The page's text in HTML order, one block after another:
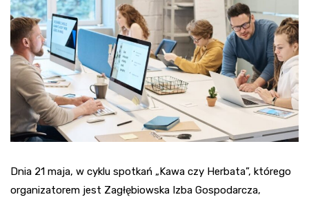
Dnia 21 maja, w cyklu spotkań „Kawa czy Herbata”, którego
organizatorem jest Zagłębiowska Izba Gospodarcza,